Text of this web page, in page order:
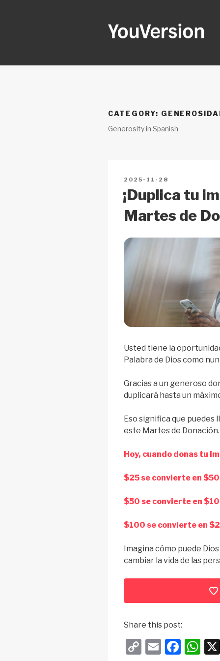
CATEGORY:
Generosity in Spanish
POSTED
2025-11-28
¡Duplica tu
Martes de
Usted tiene la
Palabra de Dios como
Gracias a un generoso
duplicará hasta un
Eso significa que puedes
este Martes de Donación.
Hoy, cuando donas tu
$25 se convierte en $50
$50 se convierte en
$100 se convierte en
Imagina cómo puede
cambiar la vida de las
Share this post:
C
E
F
W